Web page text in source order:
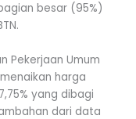
besar (95%)
Pekerjaan Umum
harga
yang dibagi
dari data